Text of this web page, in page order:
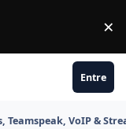
×
Entre
Teamspeak, VoIP &